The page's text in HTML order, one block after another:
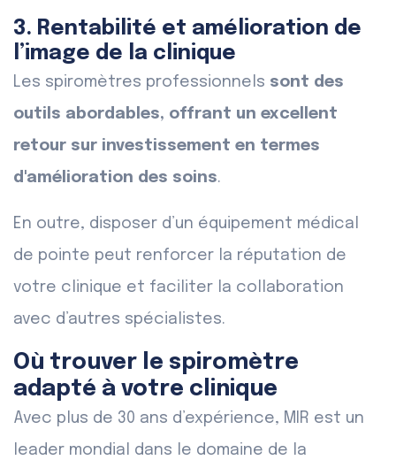
3. Rentabilité et amélioration de
l’image de la clinique
Les spiromètres professionnels sont des
outils abordables, offrant un excellent
retour sur investissement en termes
d'amélioration des soins.
En outre, disposer d’un équipement médical
de pointe peut renforcer la réputation de
votre clinique et faciliter la collaboration
avec d’autres spécialistes.
Où trouver le spiromètre
adapté à votre clinique
Avec plus de 30 ans d’expérience, MIR est un
leader mondial dans le domaine de la